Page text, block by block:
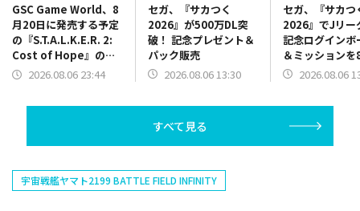
GSC Game World、8
月20日に発売する予定
の『S.T.A.L.K.E.R. 2:
Cost of Hope』のロ
ケーションを紹介する
2026.08.06 23:44
セガ、『サカつく
2026』が500万DL突
破！ 記念プレゼント＆
パック販売
2026.08.06 13:30
セガ、『サカつ
2026』でJリー
記念ログインボ
＆ミッション
13時より開催
2026.08.06
すべて見る
宇宙戦艦ヤマト2199 BATTLE FIELD INFINITY